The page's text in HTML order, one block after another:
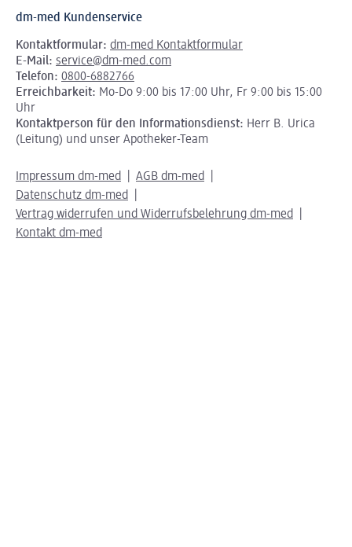
dm-med Kundenservice
Kontaktformular: dm-med Kontaktformular
E-Mail: service@dm-med.com
Telefon: 0800-6882766
Erreichbarkeit: Mo-Do 9:00 bis 17:00 Uhr, Fr 9:00 bis 15:00
Uhr
Kontaktperson für den Informationsdienst: Herr B. Urica
(Leitung) und unser Apotheker-Team
Impressum dm-med
AGB dm-med
Datenschutz dm-med
Vertrag widerrufen und Widerrufsbelehrung dm-med
Kontakt dm-med